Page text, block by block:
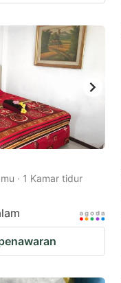
· 1 Kamar tidur